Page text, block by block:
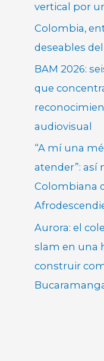
vertical por
Colombia,
deseables
BAM 2026:
que
audiovisual
“A mí una
atender”: así
Colombiana
Aurora: el
slam en una
construir